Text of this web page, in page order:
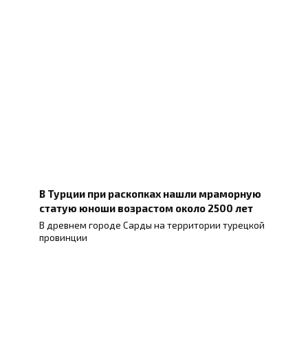
В Турции при раскопках нашли мраморную
статую юноши возрастом около 2500 лет
В древнем городе Сарды на территории турецкой
провинции